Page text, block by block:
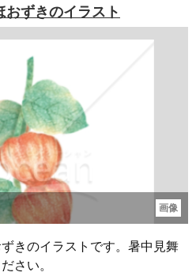
ずきのイラスト
画像
きのイラストです。暑中見舞
さい。